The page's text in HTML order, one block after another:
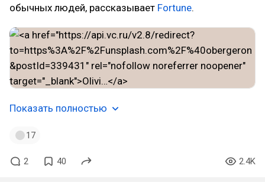
обычных людей, рассказывает Fortune.
Показать полностью
17
2 40 2.4K